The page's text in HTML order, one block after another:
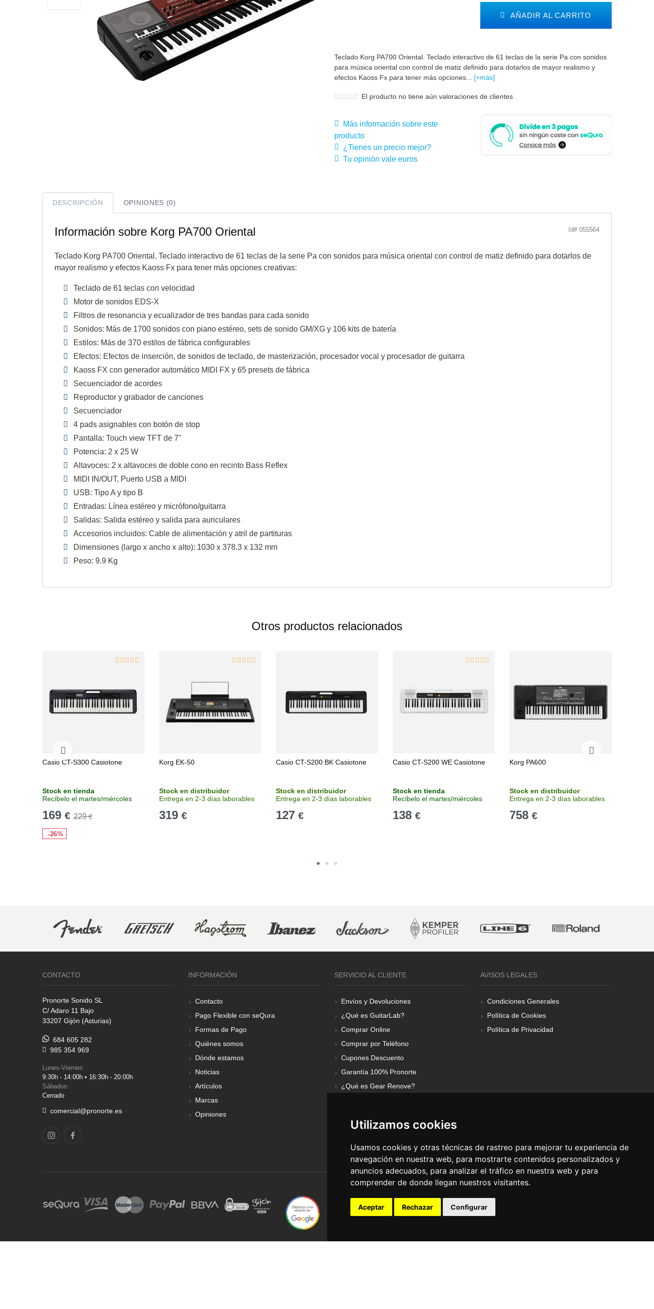
Utilizamos cookies
Usamos cookies y otras técnicas de rastreo para mejorar tu experiencia de
navegación en nuestra web, para mostrarte contenidos personalizados y
anuncios adecuados, para analizar el tráfico en nuestra web y para
comprender de donde llegan nuestros visitantes.
Aceptar Rechazar Configurar
AÑADIR AL CARRITO
Teclado Korg PA700 Oriental. Teclado interactivo de 61 teclas de la serie Pa con sonidos
para música oriental con control de matiz definido para dotarlos de mayor realismo y
efectos Kaoss Fx para tener más opciones... [+más]
El producto no tiene aún valoraciones de clientes
Más información sobre este
producto
¿Tienes un precio mejor?
Tu opinión vale euros
DESCRIPCIÓN OPINIONES (0)
Información sobre Korg PA700 Oriental Id# 055564
Teclado Korg PA700 Oriental. Teclado interactivo de 61 teclas de la serie Pa con sonidos para música oriental con control de matiz definido para dotarlos de
mayor realismo y efectos Kaoss Fx para tener más opciones creativas:
Teclado de 61 teclas con velocidad
Motor de sonidos EDS-X
Filtros de resonancia y ecualizador de tres bandas para cada sonido
Sonidos: Más de 1700 sonidos con piano estéreo, sets de sonido GM/XG y 106 kits de batería
Estilos: Más de 370 estilos de fábrica configurables
Efectos: Efectos de inserción, de sonidos de teclado, de masterización, procesador vocal y procesador de guitarra
Kaoss FX con generador automático MIDI FX y 65 presets de fábrica
Secuenciador de acordes
Reproductor y grabador de canciones
Secuenciador
4 pads asignables con botón de stop
Pantalla: Touch view TFT de 7"
Potencia: 2 x 25 W
Altavoces: 2 x altavoces de doble cono en recinto Bass Reflex
MIDI IN/OUT, Puerto USB a MIDI
USB: Tipo A y tipo B
Entradas: Línea estéreo y micrófono/guitarra
Salidas: Salida estéreo y salida para auriculares
Accesorios incluidos: Cable de alimentación y atril de partituras
Dimensiones (largo x ancho x alto): 1030 x 378.3 x 132 mm
Peso: 9.9 Kg
Otros productos relacionados
Casio CT-S300 Casiotone
Stock en tienda
Recíbelo el martes/miércoles
169 € 229€
-26%
Korg EK-50
Stock en distribuidor
Entrega en 2-3 días laborables
319 €
Casio CT-S200 BK Casiotone
Stock en distribuidor
Entrega en 2-3 días laborables
127 €
Casio CT-S200 WE Casiotone
Stock en tienda
Recíbelo el martes/miércoles
138 €
Korg PA600
Stock en distribuidor
Entrega en 2-3 días laborables
758 €
CONTACTO
Pronorte Sonido SL
C/ Adaro 11 Bajo
33207 Gijón (Asturias)
684 605 282
985 354 969
Lunes-Viernes:
9:30h - 14:00h • 16:30h - 20:00h
Sábados:
Cerrado
comercial@pronorte.es
INFORMACIÓN
Contacto
Pago Flexible con seQura
Formas de Pago
Quiénes somos
Dónde estamos
Noticias
Artículos
Marcas
Opiniones
SERVICIO AL CLIENTE
Envíos y Devoluciones
¿Qué es GuitarLab?
Comprar Online
Comprar por Teléfono
Cupones Descuento
Garantía 100% Pronorte
¿Qué es Gear Renove?
AVISOS LEGALES
Condiciones Generales
Política de Cookies
Política de Privacidad
© Pronorte Sonido SL. Todos los derechos reservados.